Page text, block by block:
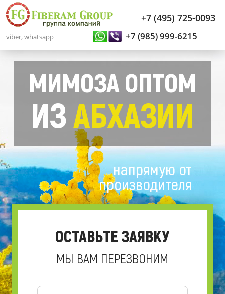
+7 (495) 725-0093
+7 (985) 999-6215
viber, whatsapp
ОСТАВЬТЕ ЗАЯВКУ
МЫ ВАМ ПЕРЕЗВОНИМ
напрямую от
производителя
МИМОЗА ОПТОМ
ИЗАБХАЗИИ